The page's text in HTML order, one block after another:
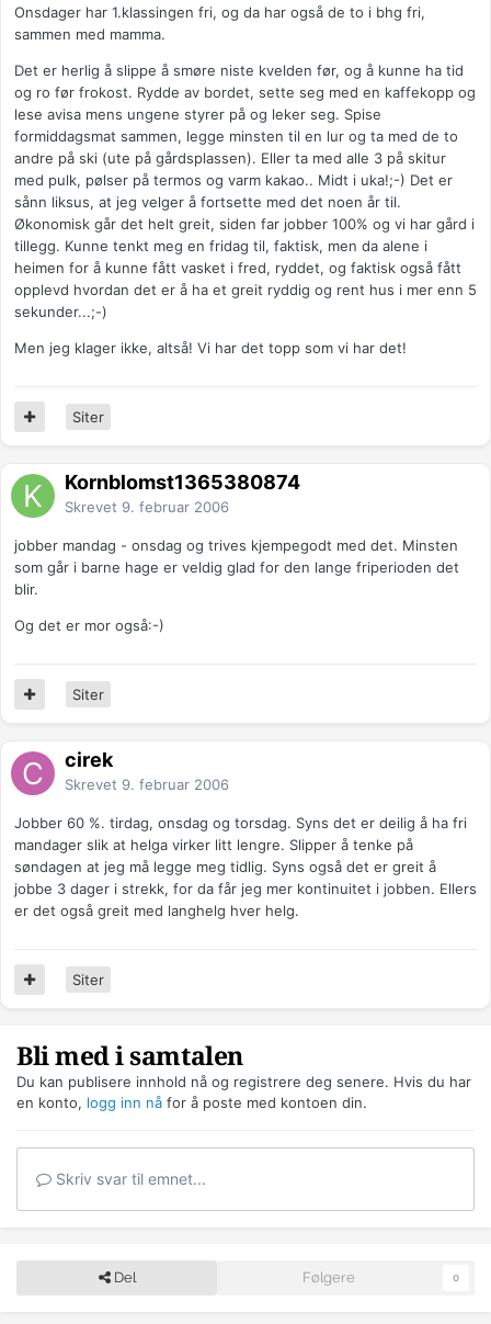
Onsdager har 1.klassingen fri, og da har også de to i bhg fri,
sammen med mamma.
Det er herlig å slippe å smøre niste kvelden før, og å kunne ha tid
og ro før frokost. Rydde av bordet, sette seg med en kaffekopp og
lese avisa mens ungene styrer på og leker seg. Spise
formiddagsmat sammen, legge minsten til en lur og ta med de to
andre på ski (ute på gårdsplassen). Eller ta med alle 3 på skitur
med pulk, pølser på termos og varm kakao.. Midt i uka!;-) Det er
sånn liksus, at jeg velger å fortsette med det noen år til.
Økonomisk går det helt greit, siden far jobber 100% og vi har gård i
tillegg. Kunne tenkt meg en fridag til, faktisk, men da alene i
heimen for å kunne fått vasket i fred, ryddet, og faktisk også fått
opplevd hvordan det er å ha et greit ryddig og rent hus i mer enn 5
sekunder...;-)
Men jeg klager ikke, altså! Vi har det topp som vi har det!
Siter
Kornblomst1365380874
Skrevet 9. februar 2006
jobber mandag - onsdag og trives kjempegodt med det. Minsten
som går i barne hage er veldig glad for den lange friperioden det
blir.
Og det er mor også:-)
Siter
cirek
Skrevet 9. februar 2006
Jobber 60 %. tirdag, onsdag og torsdag. Syns det er deilig å ha fri
mandager slik at helga virker litt lengre. Slipper å tenke på
søndagen at jeg må legge meg tidlig. Syns også det er greit å
jobbe 3 dager i strekk, for da får jeg mer kontinuitet i jobben. Ellers
er det også greit med langhelg hver helg.
Siter
Bli med i samtalen
Du kan publisere innhold nå og registrere deg senere. Hvis du har
en konto, logg inn nå for å poste med kontoen din.
Skriv svar til emnet...
Del Følgere 0